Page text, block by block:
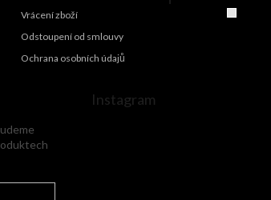
Vrácení zboží
Odstoupení od smlouvy
Ochrana osobních údajů
Instagram